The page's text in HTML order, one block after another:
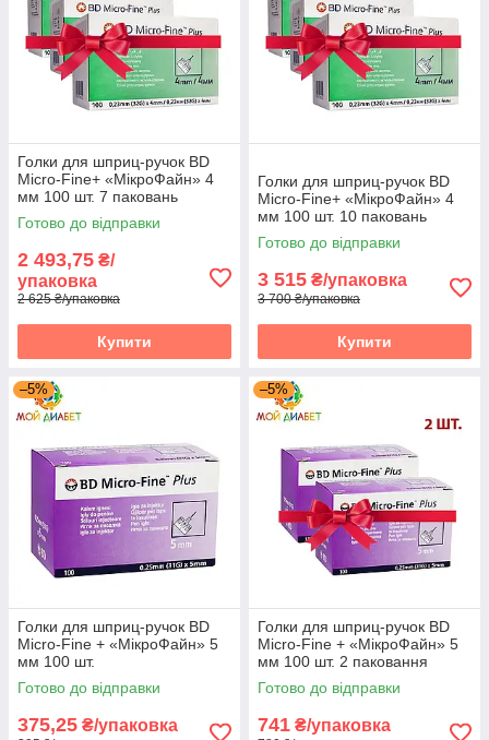
Голки для шприц-ручок (В роздріб)
Товари в роздріб - такий тип товарів ви можете
придбати будь-яким зручним для вас способом, але
Для більш вигідних покупок ми рекомендуємо вам
ознайомитися з нашим
"Оптовим"
розділом для відстеження розпродажів та акційних
пропозицій.
Голки для шприц-ручок BD
Micro-Fine+ «МікроФайн» 4
мм 100 шт. 7 паковань
Готово до відправки
2 493,75 ₴/
упаковка
2 625 ₴/упаковка
Купити
Голки для шприц-ручок BD
Micro-Fine+ «МікроФайн» 4
мм 100 шт. 10 паковань
Готово до відправки
3 515 ₴/упаковка
3 700 ₴/упаковка
Купити
–5%
Голки для шприц-ручок BD
Micro-Fine + «МікроФайн» 5
мм 100 шт.
Готово до відправки
375,25 ₴/упаковка
–5%
Голки для шприц-ручок BD
Micro-Fine + «МікроФайн» 5
мм 100 шт. 2 паковання
Готово до відправки
741 ₴/упаковка